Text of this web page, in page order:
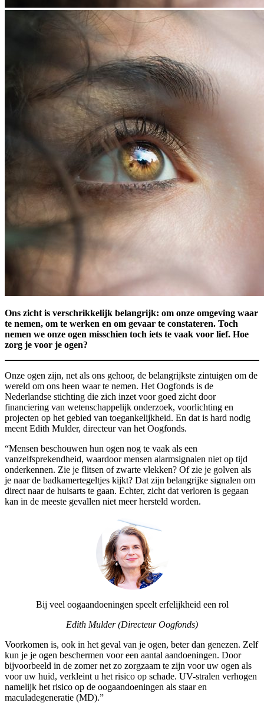
Ons zicht is verschrikkelijk belangrijk: om onze omgeving waar
te nemen, om te werken en om gevaar te constateren. Toch
nemen we onze ogen misschien toch iets te vaak voor lief. Hoe
zorg je voor je ogen?
Onze ogen zijn, net als ons gehoor, de belangrijkste zintuigen om de
wereld om ons heen waar te nemen. Het Oogfonds is de
Nederlandse stichting die zich inzet voor goed zicht door
financiering van wetenschappelijk onderzoek, voorlichting en
projecten op het gebied van toegankelijkheid. En dat is hard nodig
meent Edith Mulder, directeur van het Oogfonds.
“Mensen beschouwen hun ogen nog te vaak als een
vanzelfsprekendheid, waardoor mensen alarmsignalen niet op tijd
onderkennen. Zie je flitsen of zwarte vlekken? Of zie je golven als
je naar de badkamertegeltjes kijkt? Dat zijn belangrijke signalen om
direct naar de huisarts te gaan. Echter, zicht dat verloren is gegaan
kan in de meeste gevallen niet meer hersteld worden.
Bij veel oogaandoeningen speelt erfelijkheid een rol
Edith Mulder (Directeur Oogfonds)
Voorkomen is, ook in het geval van je ogen, beter dan genezen. Zelf
kun je je ogen beschermen voor een aantal aandoeningen. Door
bijvoorbeeld in de zomer net zo zorgzaam te zijn voor uw ogen als
voor uw huid, verkleint u het risico op schade. UV-stralen verhogen
namelijk het risico op de oogaandoeningen als staar en
maculadegeneratie (MD).”